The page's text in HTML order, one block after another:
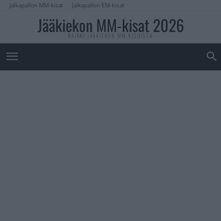
Jalkapallon MM-kisat Jalkapallon EM-kisat
Jääkiekon MM-kisat 2026
KAIKKI JÄÄKIEKON MM-KISOISTA